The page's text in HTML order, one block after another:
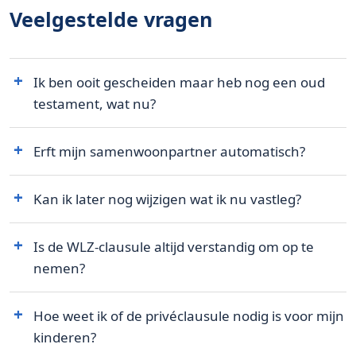
Veelgestelde vragen
Ik ben ooit gescheiden maar heb nog een oud
testament, wat nu?
Erft mijn samenwoonpartner automatisch?
Kan ik later nog wijzigen wat ik nu vastleg?
Is de WLZ-clausule altijd verstandig om op te
nemen?
Hoe weet ik of de privéclausule nodig is voor mijn
kinderen?